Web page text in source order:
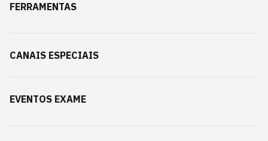
FERRAMENTAS
CANAIS ESPECIAIS
EVENTOS EXAME